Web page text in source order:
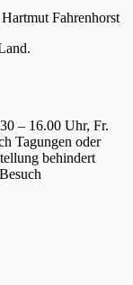
Fahrenhorst
– 16.00 Uhr, Fr.
Tagungen oder
behindert